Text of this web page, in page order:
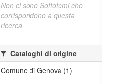
Non ci sono Sottotemi che
corrispondono a questa
ricerca
Cataloghi di origine
Comune di Genova (1)